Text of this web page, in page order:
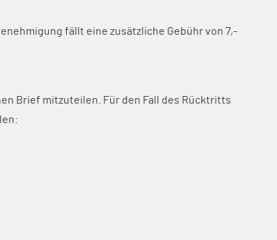
fällt eine zusätzliche Gebühr von 7,-
Brief mitzuteilen. Für den Fall des Rücktritts